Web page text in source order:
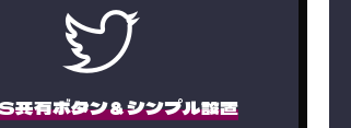
有ボタン＆シンプル設置